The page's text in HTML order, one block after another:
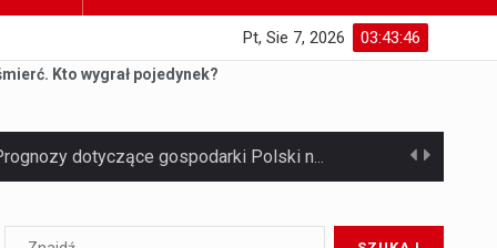
03:43:47
Pt, Sie 7, 2026
Kto wygrał pojedynek?